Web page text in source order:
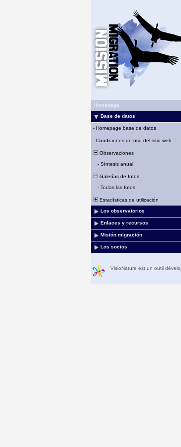
Homepage
Base de datos
- Homepage base de datos
- Condiciones de uso del sitio web
Observaciones
- Síntesis anual
Galerías de fotos
- Todas las fotos
Estadísticas de utilización
Los observatorios
Enlaces y recursos
Misión migración
Los socios
VisioNature est un outil